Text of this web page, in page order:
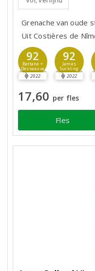
Grenache van oude
Uit Costières de
92
Bettane +
Desseauve
2022
92
James
Suckling
2022
17,60 per fles
Fles